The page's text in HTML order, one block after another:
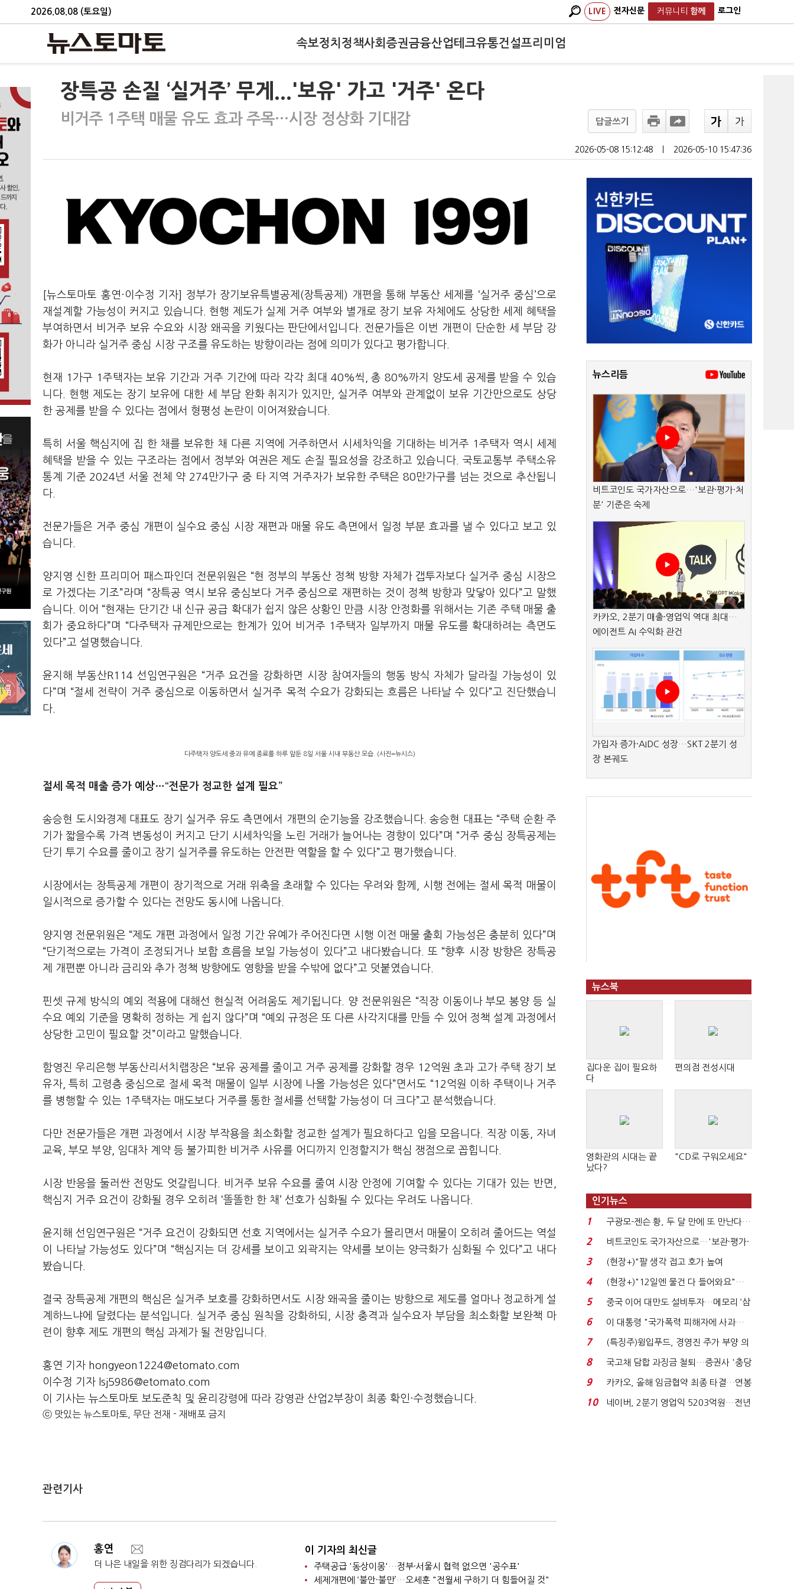
2026.08.08 (토요일) LIVE 전자신문 커뮤니티 함께 로그인
속보정치 정책사회 증권금융산업테크유통건설프리미엄
장특공 손질 ‘실거주’ 무게...'보유' 가고 '거주' 온다
비거주 1주택 매물 유도 효과 주목…시장 정상화 기대감 답글쓰기
2026-05-08 15:12:48 2026-05-10 15:47:36
[뉴스토마토 홍연·이수정 기자] 정부가 장기보유특별공제(장특공제) 개편을 통해 부동산 세제를 ‘실거주 중심’으로
재설계할 가능성이 커지고 있습니다. 현행 제도가 실제 거주 여부와 별개로 장기 보유 자체에도 상당한 세제 혜택을
부여하면서 비거주 보유 수요와 시장 왜곡을 키웠다는 판단에서입니다. 전문가들은 이번 개편이 단순한 세 부담 강
화가 아니라 실거주 중심 시장 구조를 유도하는 방향이라는 점에 의미가 있다고 평가합니다.
현재 1가구 1주택자는 보유 기간과 거주 기간에 따라 각각 최대 40%씩, 총 80%까지 양도세 공제를 받을 수 있습
니다. 현행 제도는 장기 보유에 대한 세 부담 완화 취지가 있지만, 실거주 여부와 관계없이 보유 기간만으로도 상당
한 공제를 받을 수 있다는 점에서 형평성 논란이 이어져왔습니다.
특히 서울 핵심지에 집 한 채를 보유한 채 다른 지역에 거주하면서 시세차익을 기대하는 비거주 1주택자 역시 세제
혜택을 받을 수 있는 구조라는 점에서 정부와 여권은 제도 손질 필요성을 강조하고 있습니다. 국토교통부 주택소유
통계 기준 2024년 서울 전체 약 274만가구 중 타 지역 거주자가 보유한 주택은 80만가구를 넘는 것으로 추산됩니
다.
전문가들은 거주 중심 개편이 실수요 중심 시장 재편과 매물 유도 측면에서 일정 부분 효과를 낼 수 있다고 보고 있
습니다.
양지영 신한 프리미어 패스파인더 전문위원은 “현 정부의 부동산 정책 방향 자체가 갭투자보다 실거주 중심 시장으
로 가겠다는 기조”라며 “장특공 역시 보유 중심보다 거주 중심으로 재편하는 것이 정책 방향과 맞닿아 있다”고 말했
습니다. 이어 “현재는 단기간 내 신규 공급 확대가 쉽지 않은 상황인 만큼 시장 안정화를 위해서는 기존 주택 매물 출
회가 중요하다”며 “다주택자 규제만으로는 한계가 있어 비거주 1주택자 일부까지 매물 유도를 확대하려는 측면도
있다”고 설명했습니다.
윤지해 부동산R114 선임연구원은 “거주 요건을 강화하면 시장 참여자들의 행동 방식 자체가 달라질 가능성이 있
다”며 “절세 전략이 거주 중심으로 이동하면서 실거주 목적 수요가 강화되는 흐름은 나타날 수 있다”고 진단했습니
다.
다주택자 양도세 중과 유예 종료를 하루 앞둔 8일 서울 시내 부동산 모습. (사진=뉴시스)
절세 목적 매출 증가 예상…“전문가 정교한 설계 필요”
송승현 도시와경제 대표도 장기 실거주 유도 측면에서 개편의 순기능을 강조했습니다. 송승현 대표는 “주택 순환 주
기가 짧을수록 가격 변동성이 커지고 단기 시세차익을 노린 거래가 늘어나는 경향이 있다”며 “거주 중심 장특공제는
단기 투기 수요를 줄이고 장기 실거주를 유도하는 안전판 역할을 할 수 있다”고 평가했습니다.
시장에서는 장특공제 개편이 장기적으로 거래 위축을 초래할 수 있다는 우려와 함께, 시행 전에는 절세 목적 매물이
일시적으로 증가할 수 있다는 전망도 동시에 나옵니다.
양지영 전문위원은 “제도 개편 과정에서 일정 기간 유예가 주어진다면 시행 이전 매물 출회 가능성은 충분히 있다”며
“단기적으로는 가격이 조정되거나 보합 흐름을 보일 가능성이 있다”고 내다봤습니다. 또 “향후 시장 방향은 장특공
제 개편뿐 아니라 금리와 추가 정책 방향에도 영향을 받을 수밖에 없다”고 덧붙였습니다.
핀셋 규제 방식의 예외 적용에 대해선 현실적 어려움도 제기됩니다. 양 전문위원은 “직장 이동이나 부모 봉양 등 실
수요 예외 기준을 명확히 정하는 게 쉽지 않다”며 “예외 규정은 또 다른 사각지대를 만들 수 있어 정책 설계 과정에서
상당한 고민이 필요할 것”이라고 말했습니다.
함영진 우리은행 부동산리서치랩장은 “보유 공제를 줄이고 거주 공제를 강화할 경우 12억원 초과 고가 주택 장기 보
유자, 특히 고령층 중심으로 절세 목적 매물이 일부 시장에 나올 가능성은 있다”면서도 “12억원 이하 주택이나 거주
를 병행할 수 있는 1주택자는 매도보다 거주를 통한 절세를 선택할 가능성이 더 크다”고 분석했습니다.
다만 전문가들은 개편 과정에서 시장 부작용을 최소화할 정교한 설계가 필요하다고 입을 모읍니다. 직장 이동, 자녀
교육, 부모 부양, 임대차 계약 등 불가피한 비거주 사유를 어디까지 인정할지가 핵심 쟁점으로 꼽힙니다.
시장 반응을 둘러싼 전망도 엇갈립니다. 비거주 보유 수요를 줄여 시장 안정에 기여할 수 있다는 기대가 있는 반면,
핵심지 거주 요건이 강화될 경우 오히려 ‘똘똘한 한 채’ 선호가 심화될 수 있다는 우려도 나옵니다.
윤지해 선임연구원은 “거주 요건이 강화되면 선호 지역에서는 실거주 수요가 몰리면서 매물이 오히려 줄어드는 역설
이 나타날 가능성도 있다”며 “핵심지는 더 강세를 보이고 외곽지는 약세를 보이는 양극화가 심화될 수 있다”고 내다
봤습니다.
결국 장특공제 개편의 핵심은 실거주 보호를 강화하면서도 시장 왜곡을 줄이는 방향으로 제도를 얼마나 정교하게 설
계하느냐에 달렸다는 분석입니다. 실거주 중심 원칙을 강화하되, 시장 충격과 실수요자 부담을 최소화할 보완책 마
련이 향후 제도 개편의 핵심 과제가 될 전망입니다.
홍연 기자 hongyeon1224@etomato.com
이수정 기자 lsj5986@etomato.com
이 기사는 뉴스토마토 보도준칙 및 윤리강령에 따라 강영관 산업2부장이 최종 확인·수정했습니다.
ⓒ 맛있는 뉴스토마토, 무단 전재 - 재배포 금지
관련기사
홍연
더 나은 내일을 위한 징검다리가 되겠습니다.
이 기자의 최신글
주택공급 '동상이몽'…정부·서울시 협력 없으면 '공수표'
세제개편에 ‘불안·불만’…오세훈 "전월세 구하기 더 힘들어질 것"
뉴스리듬
비트코인도 국가자산으로…'보관·평가·처
분' 기준은 숙제
카카오, 2분기 매출·영업익 역대 최대…
에이전트 AI 수익화 관건
가입자 증가·AIDC 성장…SKT 2분기 성
장 본궤도
뉴스북
집다운 집이 필요하
다
편의점 전성시대
영화관의 시대는 끝
났다?
"CD로 구워오세요"
인기뉴스
1
구광모-젠슨 황, 두 달 만에 또 만난다…
로봇·AI 등 논...
2
비트코인도 국가자산으로…'보관·평가·
처분' 기준은 ...
3
(현장+)"팔 생각 접고 호가 높여
요"…'덜 똘똘한 한 채' 20...
4
(현장+)"12일엔 물건 다 들어와요"…
빈 매대 채우며 문 연 ...
5
중국 이어 대만도 설비투자…메모리 ‘삼
국전쟁’
6
이 대통령 "국가폭력 피해자에 사과…
적극적 조사로 진...
7
(특징주)윙입푸드, 경영진 주가 부양 의
지에 상한가...
8
국고채 담합 과징금 철퇴…증권사 '충당
금 폭탄' 우려...
9
카카오, 올해 임금협약 최종 타결…연봉
6.3% 인상·격려...
10
네이버, 2분기 영업익 5203억원…전년